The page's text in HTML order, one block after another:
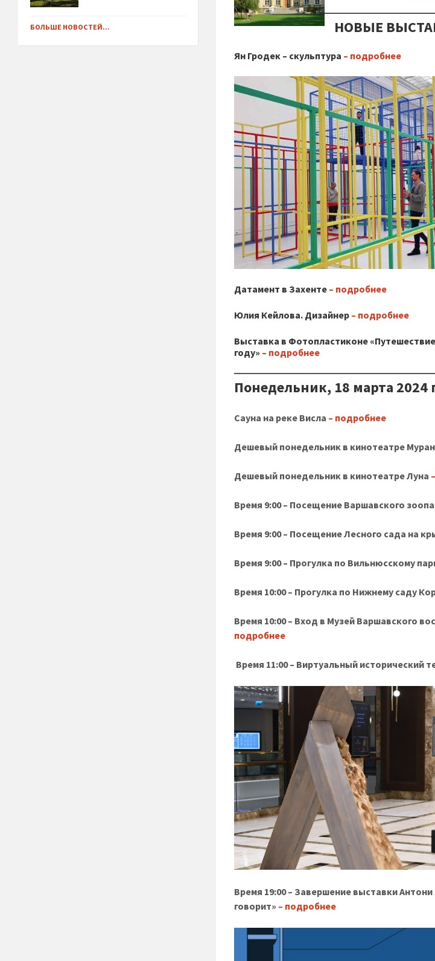
НОВЫЕ
Ян Гродек – скульптура – ​​ подробнее
Датамент в Захенте – подробнее
Юлия Кейлова. Дизайнер – подробнее
Выставка в Фотопластиконе
году» – подробнее
Понедельник, 18 марта 2024
Сауна на реке Висла – подробнее
Дешевый понедельник в кинотеатре
Дешевый понедельник в кинотеатре Луна
Время 9:00 – Посещение Варшавского
Время 9:00 – Посещение Лесного сада на
Время 9:00 – Прогулка по Вильнюсскому
Время 10:00 – Прогулка по Нижнему саду
Время 10:00 – Вход в Музей Варшавского
подробнее
Время 11:00 – Виртуальный исторический
Время 19:00 – Завершение выставки
говорит» – подробнее
БОЛЬШЕ НОВОСТЕЙ...